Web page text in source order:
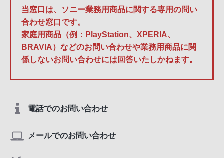
当窓口は、ソニー業務用商品に関する専用の問い
合わせ窓口です。
家庭用商品（例：PlayStation、XPERIA、
BRAVIA）などのお問い合わせや業務用商品に関
係しないお問い合わせには回答いたしかねます。
電話でのお問い合わせ
メールでのお問い合わせ